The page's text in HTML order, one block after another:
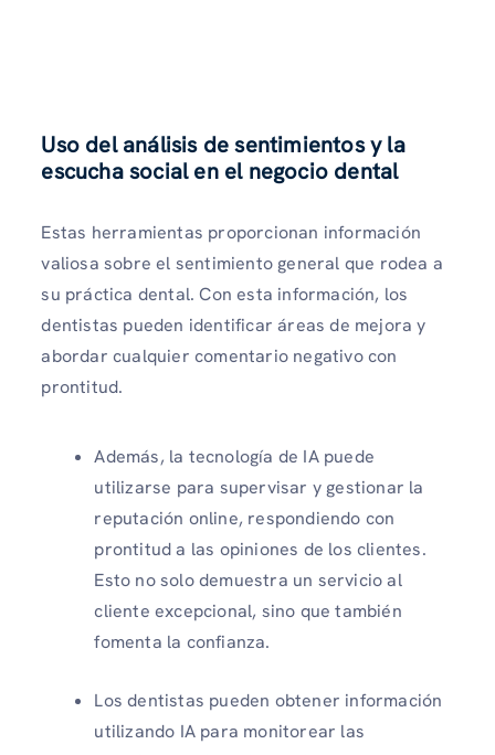
Uso del análisis de sentimientos y la
escucha social en el negocio dental
Estas herramientas proporcionan información
valiosa sobre el sentimiento general que rodea a
su práctica dental. Con esta información, los
dentistas pueden identificar áreas de mejora y
abordar cualquier comentario negativo con
prontitud.
Además, la tecnología de IA puede
utilizarse para supervisar y gestionar la
reputación online, respondiendo con
prontitud a las opiniones de los clientes.
Esto no solo demuestra un servicio al
cliente excepcional, sino que también
fomenta la confianza.
Los dentistas pueden obtener información
utilizando IA para monitorear las